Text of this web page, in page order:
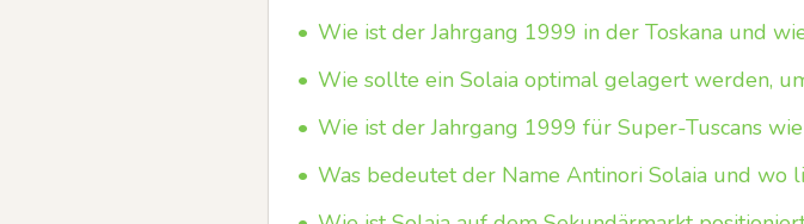
• Wie ist der Jahrgang 1999 in der Toskana und
• Wie sollte ein Solaia optimal gelagert werden,
• Wie ist der Jahrgang 1999 für Super-Tuscans wie
• Was bedeutet der Name Antinori Solaia und wo